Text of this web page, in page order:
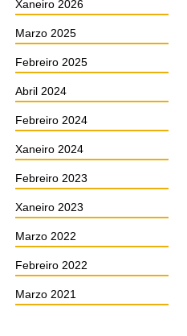
Xaneiro 2026
Marzo 2025
Febreiro 2025
Abril 2024
Febreiro 2024
Xaneiro 2024
Febreiro 2023
Xaneiro 2023
Marzo 2022
Febreiro 2022
Marzo 2021